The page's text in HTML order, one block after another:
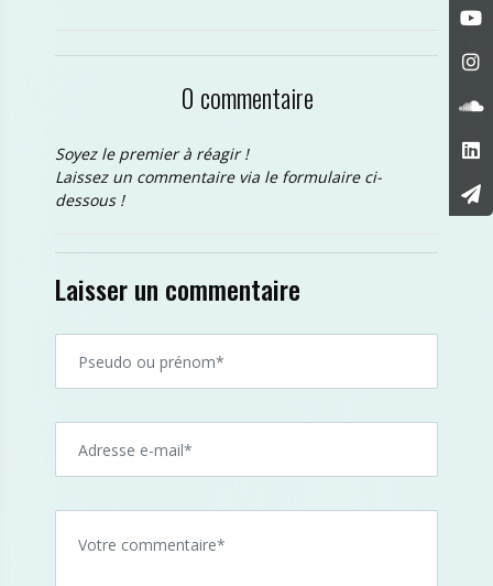
0 commentaire
Soyez le premier à réagir !
Laissez un commentaire via le formulaire ci-
dessous !
Laisser un commentaire